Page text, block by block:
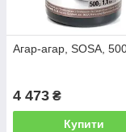
Агар-агар, SOSA,
4 473 ₴
Купити